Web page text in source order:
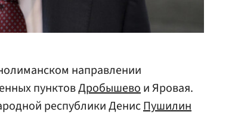
направлении
пунктовДробышевои Яровая.
республики ДенисПушилин